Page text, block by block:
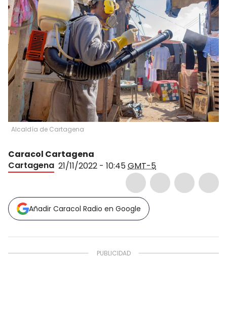
Alcaldía de Cartagena
Caracol Cartagena
Cartagena 21/11/2022 - 10:45GMT-5
Añadir Caracol Radio en Google